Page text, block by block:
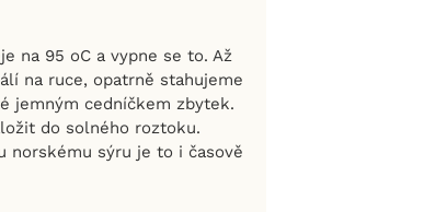
na 95 oC a vypne se to. Až
na ruce, opatrně stahujeme
jemným cedníčkem zbytek.
do solného roztoku.
norskému sýru je to i časově